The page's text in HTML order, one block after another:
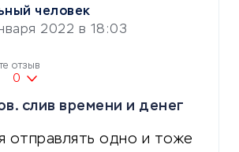
человек
2022 в 18:03
отзыв
0
слив времени и денег
отправлять одно и тоже